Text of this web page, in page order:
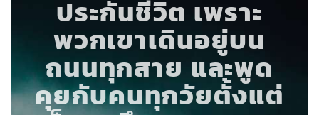
ประกันชีวิต เพราะ
พวกเขาเดินอยู่บน
ถนนทุกสาย และพูด
คุยกับคนทุกวัยตั้งแต่